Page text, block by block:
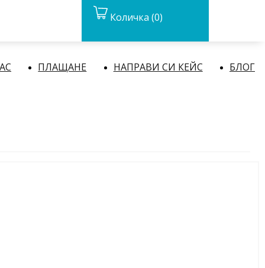
Количка (0)
ПЛАЩАНЕ НАПРАВИ СИ КЕЙС
БЛОГ